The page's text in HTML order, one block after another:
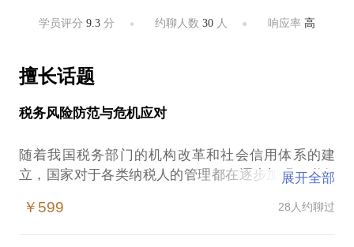
学员评分9.3 分 约聊人数 30人 响应率 高
擅长话题
税务风险防范与危机应对
随着我国税务部门的机构改革和社会信用体系的建
立，国家对于各类纳税人的管理都在逐步加强。税务
在传统的理念中税务属于财务工作的一部分，当税务
展开全部
￥599 28人约聊过